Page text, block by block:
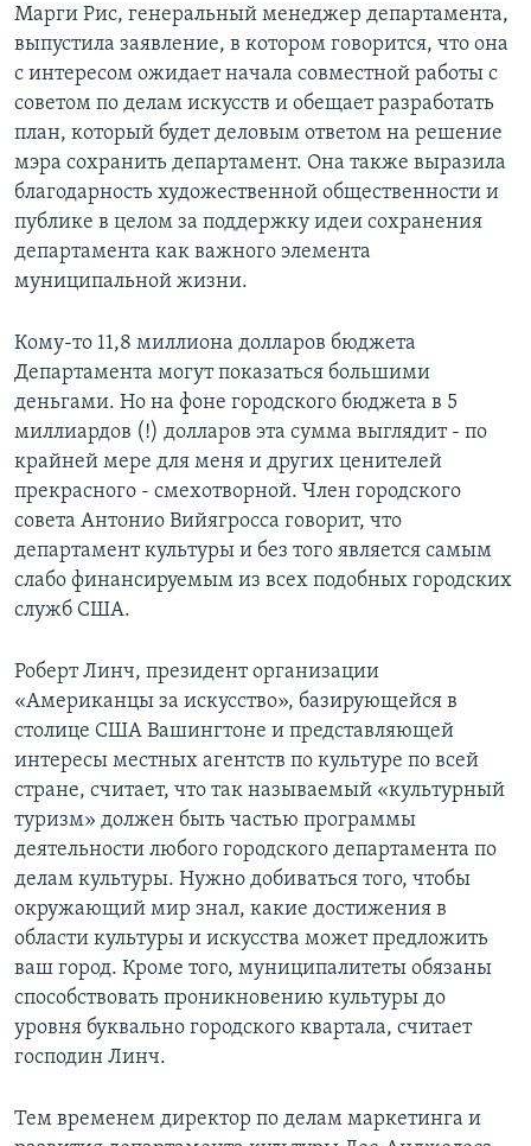
Марги Рис, генеральный менеджер департамента,
выпустила заявление, в котором говорится, что она
с интересом ожидает начала совместной работы с
советом по делам искусств и обещает разработать
план, который будет деловым ответом на решение
мэра сохранить департамент. Она также выразила
благодарность художественной общественности и
публике в целом за поддержку идеи сохранения
департамента как важного элемента
муниципальной жизни.
Кому-то 11,8 миллиона долларов бюджета
Департамента могут показаться большими
деньгами. Но на фоне городского бюджета в 5
миллиардов (!) долларов эта сумма выглядит - по
крайней мере для меня и других ценителей
прекрасного - смехотворной. Член городского
совета Антонио Вийягросса говорит, что
департамент культуры и без того является самым
слабо финансируемым из всех подобных городских
служб США.
Роберт Линч, президент организации
«Американцы за искусство», базирующейся в
столице США Вашингтоне и представляющей
интересы местных агентств по культуре по всей
стране, считает, что так называемый «культурный
туризм» должен быть частью программы
деятельности любого городского департамента по
делам культуры. Нужно добиваться того, чтобы
окружающий мир знал, какие достижения в
области культуры и искусства может предложить
ваш город. Кроме того, муниципалитеты обязаны
способствовать проникновению культуры до
уровня буквально городского квартала, считает
господин Линч.
Тем временем директор по делам маркетинга и